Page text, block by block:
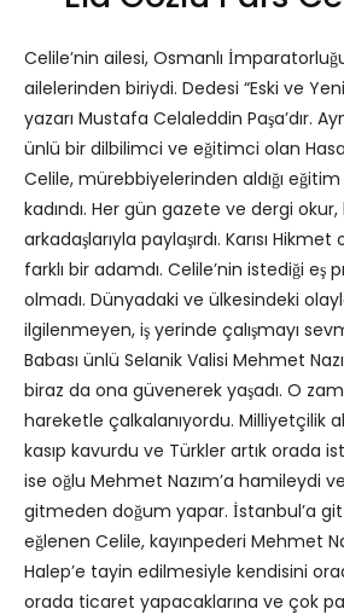
Celile’nin ailesi, Osmanlı
ailelerinden biriydi. Dedesi “Eski ve
yazarı Mustafa Celaleddin Paşa’dır.
ünlü bir dilbilimci ve eğitimci olan
Celile, mürebbiyelerinden aldığı
kadındı. Her gün gazete ve dergi okur,
arkadaşlarıyla paylaşırdı. Karısı
farklı bir adamdı. Celile’nin istediği eş
olmadı. Dünyadaki ve ülkesindeki
ilgilenmeyen, iş yerinde çalışmayı
Babası ünlü Selanik Valisi Mehmet
biraz da ona güvenerek yaşadı. O
hareketle çalkalanıyordu. Milliyetçilik
kasıp kavurdu ve Türkler artık orada
ise oğlu Mehmet Nazım’a hamileydi
gitmeden doğum yapar. İstanbul’a
eğlenen Celile, kayınpederi Mehmet
Halep’e tayin edilmesiyle kendisini
orada ticaret yapacaklarına ve çok